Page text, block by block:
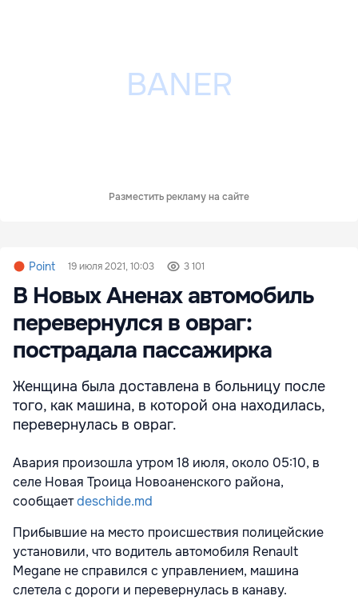
Разместить рекламу на сайте
Point 19 июля 2021, 10:03 3 101
В Новых Аненах автомобиль
перевернулся в овраг:
пострадала пассажирка
Женщина была доставлена в больницу после
того, как машина, в которой она находилась,
перевернулась в овраг.
Авария произошла утром 18 июля, около 05:10, в
селе Новая Троица Новоаненского района,
сообщаетdeschide.md
Прибывшие на место происшествия полицейские
установили, что водитель автомобиля Renault
Megane не справился с управлением, машина
слетела с дороги и перевернулась в канаву.